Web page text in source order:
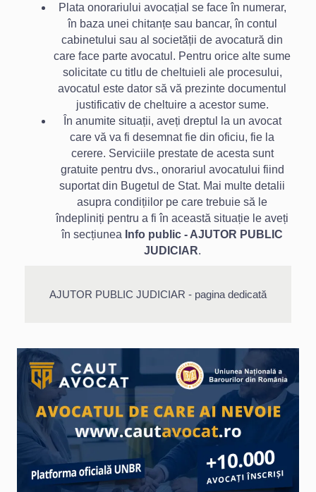
Plata onorariului avocațial se face în numerar,
în baza unei chitanțe sau bancar, în contul
cabinetului sau al societății de avocatură din
care face parte avocatul. Pentru orice alte sume
solicitate cu titlu de cheltuieli ale procesului,
avocatul este dator să vă prezinte documentul
justificativ de cheltuire a acestor sume.
În anumite situații, aveți dreptul la un avocat
care vă va fi desemnat fie din oficiu, fie la
cerere. Serviciile prestate de acesta sunt
gratuite pentru dvs., onorariul avocatului fiind
suportat din Bugetul de Stat. Mai multe detalii
asupra condițiilor pe care trebuie să le
îndepliniți pentru a fi în această situație le aveți
în secțiunea Info public - AJUTOR PUBLIC
JUDICIAR.
AJUTOR PUBLIC JUDICIAR - pagina dedicată